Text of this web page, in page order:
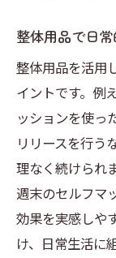
整体用品で日
整体用品を活用
イントです。例
ッションを使っ
リリースを行う
理なく続けられ
週末のセルフマ
効果を実感しや
け、日常生活に